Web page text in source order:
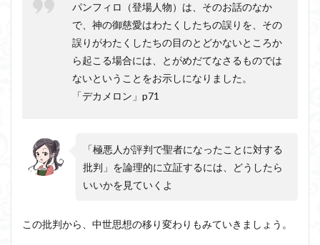
パンフィロ（登場人物）は、そのお話のなか
で、神の御慈愛はわたくしたちの誤りを、その
誤りがわたくしたちの目のとどかないところか
ら起こる場合には、とがめだてなさるものでは
ないということをお示しになりました。
「デカメロン」p71
「極悪人が評判で聖者になったことに対する
批判」を論理的に立証するには、どうしたら
いいかを見ていくよ
この批判から、中世思想の移り変わりもみていきましょう。